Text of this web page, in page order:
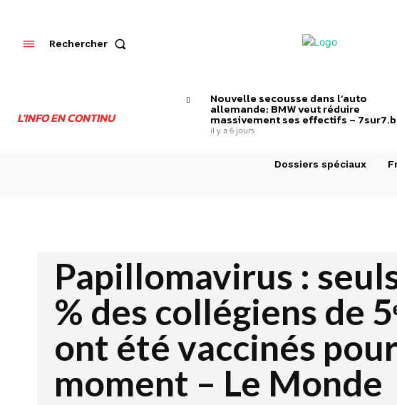
Rechercher
L'INFO EN CONTINU
Nouvelle secousse dans l’auto
allemande: BMW veut réduire
massivement ses effectifs –
il y a 6 jours
Dossiers spéciaux
Papillomavirus :
% des collégiens de
ont été vaccinés
moment – Le Monde